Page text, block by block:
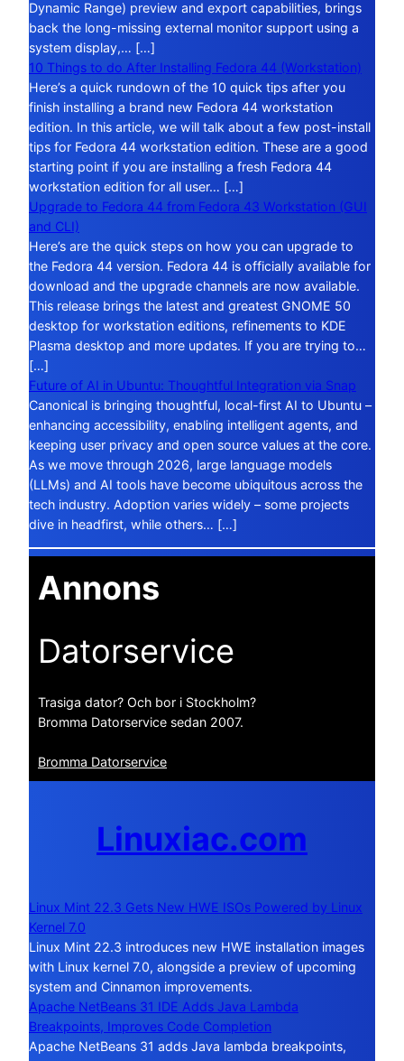
Dynamic Range) preview and export capabilities, brings
back the long-missing external monitor support using a
system display,… […]
10 Things to do After Installing Fedora 44 (Workstation)
Here’s a quick rundown of the 10 quick tips after you
finish installing a brand new Fedora 44 workstation
edition. In this article, we will talk about a few post-install
tips for Fedora 44 workstation edition. These are a good
starting point if you are installing a fresh Fedora 44
workstation edition for all user… […]
Upgrade to Fedora 44 from Fedora 43 Workstation (GUI
and CLI)
Here’s are the quick steps on how you can upgrade to
the Fedora 44 version. Fedora 44 is officially available for
download and the upgrade channels are now available.
This release brings the latest and greatest GNOME 50
desktop for workstation editions, refinements to KDE
Plasma desktop and more updates. If you are trying to…
[…]
Future of AI in Ubuntu: Thoughtful Integration via Snap
Canonical is bringing thoughtful, local-first AI to Ubuntu –
enhancing accessibility, enabling intelligent agents, and
keeping user privacy and open source values at the core.
As we move through 2026, large language models
(LLMs) and AI tools have become ubiquitous across the
tech industry. Adoption varies widely – some projects
dive in headfirst, while others… […]
Annons
Datorservice
Trasiga dator? Och bor i Stockholm?
Bromma Datorservice sedan 2007.
Bromma Datorservice
Linuxiac.com
Linux Mint 22.3 Gets New HWE ISOs Powered by Linux
Kernel 7.0
Linux Mint 22.3 introduces new HWE installation images
with Linux kernel 7.0, alongside a preview of upcoming
system and Cinnamon improvements.
Apache NetBeans 31 IDE Adds Java Lambda
Breakpoints, Improves Code Completion
Apache NetBeans 31 adds Java lambda breakpoints,